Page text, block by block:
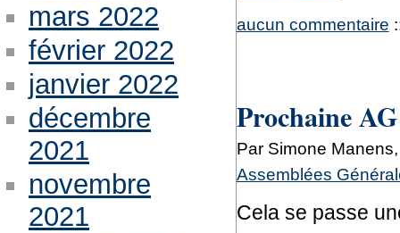
aucun commentaire
Prochaine
Par Simone
Assemblées
Cela se passe
mars 2022
février 2022
janvier 2022
décembre
2021
novembre
2021